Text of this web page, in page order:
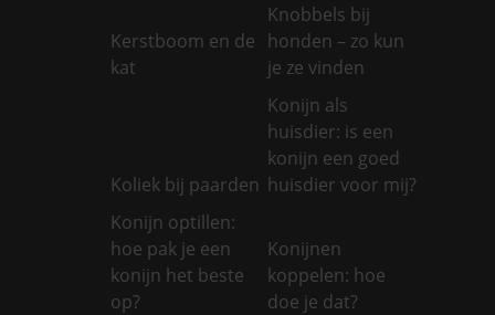
Kerstboom en de
kat
Knobbels bij
honden – zo kun
je ze vinden
Koliek bij paarden
Konijn als
huisdier: is een
konijn een goed
huisdier voor mij?
Konijn optillen:
hoe pak je een
konijn het beste
op?
Konijnen
koppelen: hoe
doe je dat?